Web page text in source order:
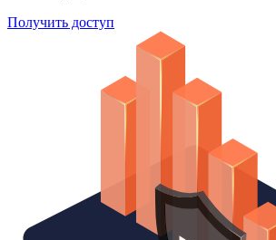
Получить доступ